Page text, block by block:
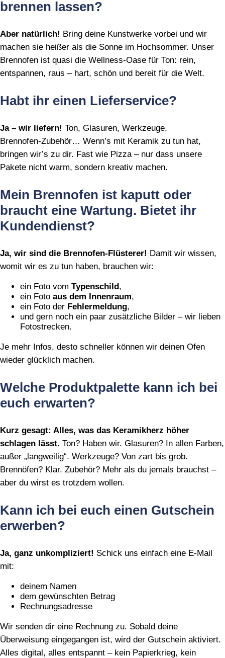
brennen lassen?
Aber natürlich! Bring deine Kunstwerke vorbei und wir
machen sie heißer als die Sonne im Hochsommer. Unser
Brennofen ist quasi die Wellness‑Oase für Ton: rein,
entspannen, raus – hart, schön und bereit für die Welt.
Habt ihr einen Lieferservice?
Ja – wir liefern! Ton, Glasuren, Werkzeuge,
Brennofen‑Zubehör… Wenn’s mit Keramik zu tun hat,
bringen wir’s zu dir. Fast wie Pizza – nur dass unsere
Pakete nicht warm, sondern kreativ machen.
Mein Brennofen ist kaputt oder
braucht eine Wartung. Bietet ihr
Kundendienst?
Ja, wir sind die Brennofen‑Flüsterer! Damit wir wissen,
womit wir es zu tun haben, brauchen wir:
ein Foto vom Typenschild,
ein Foto aus dem Innenraum,
ein Foto der Fehlermeldung,
und gern noch ein paar zusätzliche Bilder – wir lieben
Fotostrecken.
Je mehr Infos, desto schneller können wir deinen Ofen
wieder glücklich machen.
Welche Produktpalette kann ich bei
euch erwarten?
Kurz gesagt: Alles, was das Keramikherz höher
schlagen lässt. Ton? Haben wir. Glasuren? In allen Farben,
außer „langweilig“. Werkzeuge? Von zart bis grob.
Brennöfen? Klar. Zubehör? Mehr als du jemals brauchst –
aber du wirst es trotzdem wollen.
Kann ich bei euch einen Gutschein
erwerben?
Ja, ganz unkompliziert! Schick uns einfach eine E‑Mail
mit:
deinem Namen
dem gewünschten Betrag
Rechnungsadresse
Wir senden dir eine Rechnung zu. Sobald deine
Überweisung eingegangen ist, wird der Gutschein aktiviert.
Alles digital, alles entspannt – kein Papierkrieg, kein